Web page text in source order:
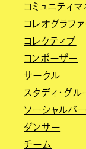
コミュニティ
コレオグラフ
コレクティブ
コンポーザー
サークル
スタディ・グル
ソーシャルバー
ダンサー
チーム